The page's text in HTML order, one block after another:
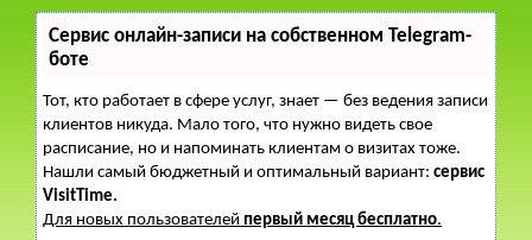
Сервис онлайн-записи на собственном Telegram-
боте
Тот, кто работает в сфере услуг, знает — без ведения записи
клиентов никуда. Мало того, что нужно видеть свое
расписание, но и напоминать клиентам о визитах тоже.
Нашли самый бюджетный и оптимальный вариант: сервис
VisitTime.
Для новых пользователей первый месяц бесплатно.